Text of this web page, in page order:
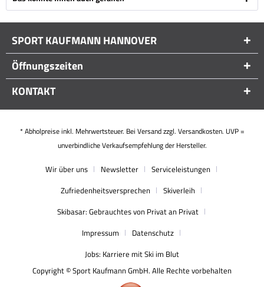
SPORT KAUFMANN HANNOVER
Öffnungszeiten
KONTAKT
* Abholpreise inkl. Mehrwertsteuer. Bei Versand zzgl. Versandkosten. UVP =
unverbindliche Verkaufsempfehlung der Hersteller.
Wir über uns Newsletter
Serviceleistungen
Zufriedenheitsversprechen
Skiverleih
Skibasar: Gebrauchtes von Privat an Privat
Impressum
Datenschutz
Jobs: Karriere mit Ski im Blut
Copyright © Sport Kaufmann GmbH. Alle Rechte vorbehalten